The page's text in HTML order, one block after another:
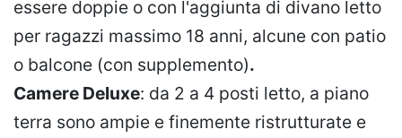
essere doppie o con l'aggiunta di divano letto
per ragazzi massimo 18 anni, alcune con patio
o balcone (con supplemento).
Camere Deluxe: da 2 a 4 posti letto, a piano
terra sono ampie e finemente ristrutturate e